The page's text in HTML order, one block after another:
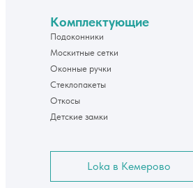
Комплектующие
Подоконники
Москитные сетки
Оконные ручки
Стеклопакеты
Откосы
Детские замки
Loka в Кемерово